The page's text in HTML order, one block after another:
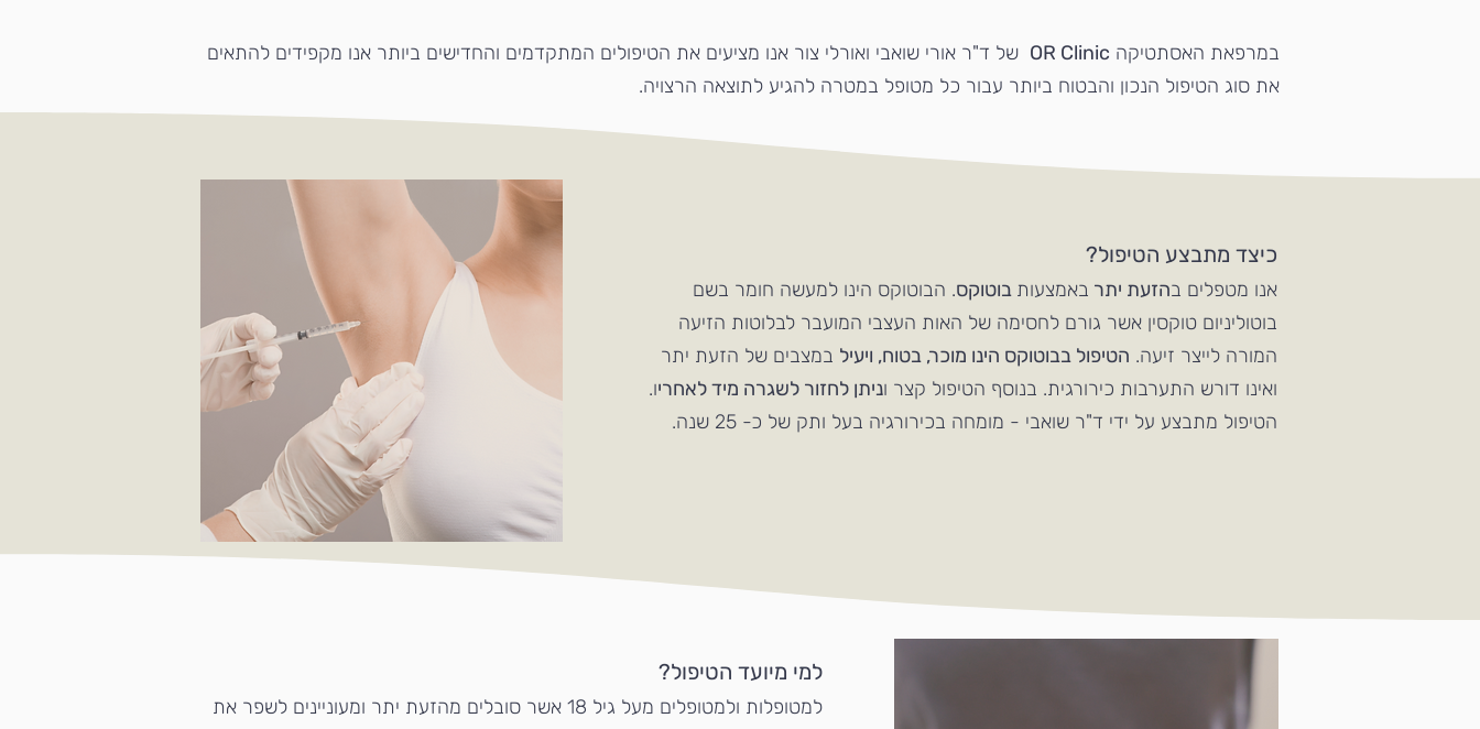
במרפאת האסתטיקה OR Clinic של ד"ר אורי שואבי ואורלי צור אנו מציעים את הטיפולים המתקדמים והחדישים ביותר אנו מקפידים להתאים
את סוג הטיפול הנכון והבטוח ביותר עבור כל מטופל במטרה להגיע לתוצאה הרצויה.
כיצד מתבצע הטיפול?
אנו מטפלים בהזעת יתר באמצעות בוטוקס. הבוטוקס הינו למעשה חומר בשם
בוטוליניום טוקסין אשר גורם לחסימה של האות העצבי המועבר לבלוטות הזיעה
המורה לייצר זיעה. הטיפול בבוטוקס הינו מוכר, בטוח, ויעיל במצבים של הזעת יתר
ואינו דורש התערבות כירורגית. בנוסף הטיפול קצר וניתן לחזור לשגרה מיד לאחריו.
הטיפול מתבצע על ידי ד"ר שואבי - מומחה בכירורגיה בעל ותק של כ- 25 שנה.
למי מיועד הטיפול?
למטופלות ולמטופלים מעל גיל 18 אשר סובלים מהזעת יתר ומעוניינים לשפר את